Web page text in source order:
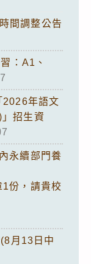
間調整公告
：A1、
2026年語文
招生資
永續部門養
份，請貴校
月13日中